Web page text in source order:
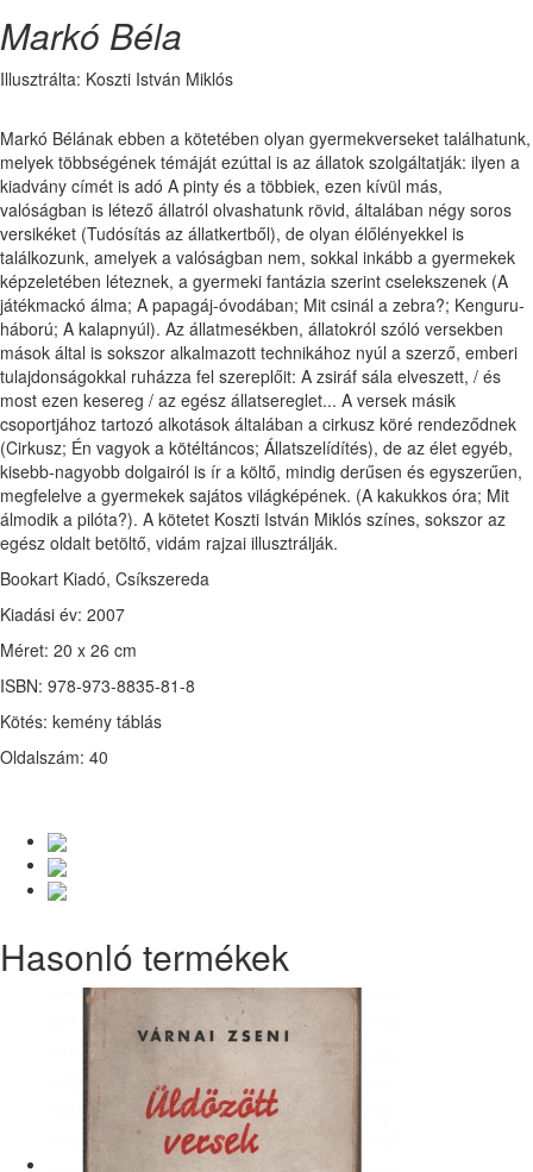
Markó Béla
Illusztrálta: Koszti István Miklós
Markó Bélának ebben a kötetében olyan gyermekverseket találhatunk,
melyek többségének témáját ezúttal is az állatok szolgáltatják: ilyen a
kiadvány címét is adó A pinty és a többiek, ezen kívül más,
valóságban is létező állatról olvashatunk rövid, általában négy soros
versikéket (Tudósítás az állatkertből), de olyan élőlényekkel is
találkozunk, amelyek a valóságban nem, sokkal inkább a gyermekek
képzeletében léteznek, a gyermeki fantázia szerint cselekszenek (A
játékmackó álma; A papagáj-óvodában; Mit csinál a zebra?; Kenguru-
háború; A kalapnyúl). Az állatmesékben, állatokról szóló versekben
mások által is sokszor alkalmazott technikához nyúl a szerző, emberi
tulajdonságokkal ruházza fel szereplőit: A zsiráf sála elveszett, / és
most ezen kesereg / az egész állatsereglet... A versek másik
csoportjához tartozó alkotások általában a cirkusz köré rendeződnek
(Cirkusz; Én vagyok a kötéltáncos; Állatszelídítés), de az élet egyéb,
kisebb-nagyobb dolgairól is ír a költő, mindig derűsen és egyszerűen,
megfelelve a gyermekek sajátos világképének. (A kakukkos óra; Mit
álmodik a pilóta?). A kötetet Koszti István Miklós színes, sokszor az
egész oldalt betöltő, vidám rajzai illusztrálják.
Bookart Kiadó, Csíkszereda
Kiadási év: 2007
Méret: 20 x 26 cm
ISBN: 978-973-8835-81-8
Kötés: kemény táblás
Oldalszám: 40
Hasonló termékek